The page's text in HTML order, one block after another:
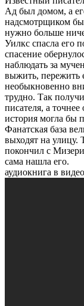
Ад был домом, а
надсмотрщиком
нужно больше
Уилкс спасла его
спасение
наблюдать за
выжить, пережить
необыкновенно
трудно. Так
писателя, а
история могла бы
Фанатская база
выходят на улицу.
покончил с
сама нашла его.
аудиокнига в